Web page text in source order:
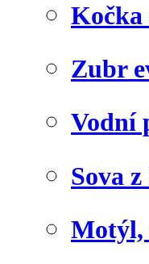
Kočka
Zubr
Vodní
Sova
Motýl,